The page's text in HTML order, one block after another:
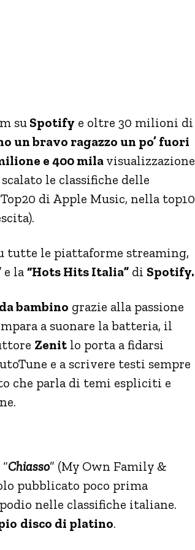
su Spotify e oltre 30 milioni di
un bravo ragazzo un po’ fuori
e 400 milavisualizzazione
scalato le classifiche delle
di Apple Music, nella top10
tutte le piattaforme streaming,
e la “Hots Hits Italia” di Spotify.
bambino grazie alla passione
a suonare la batteria, il
Zenit lo porta a fidarsi
e a scrivere testi sempre
che parla di temi espliciti e
Chiasso” (My Own Family &
pubblicato poco prima
nelle classifiche italiane.
disco di platino.